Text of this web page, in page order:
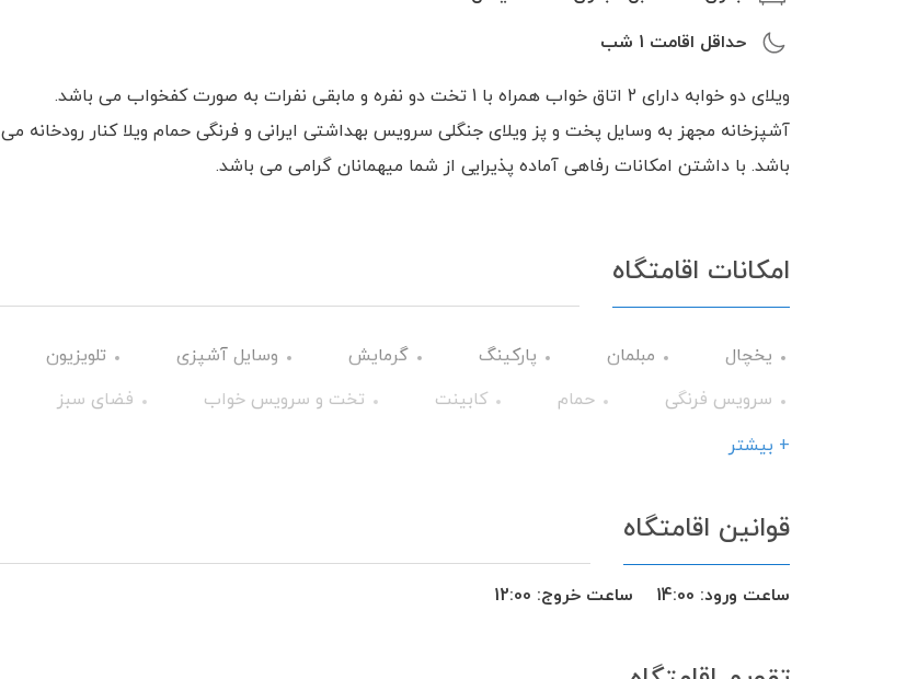
حداقل اقامت 1 شب
ویلای دو خوابه دارای 2 اتاق خواب همراه با 1 تخت دو نفره و مابقی نفرات به صورت کفخواب می باشد.
آشپزخانه مجهز به وسایل پخت و پز ویلای جنگلی سرویس بهداشتی ایرانی و فرنگی حمام ویلا کنار رودخانه می
باشد. با داشتن امکانات رفاهی آماده پذیرایی از شما میهمانان گرامی می باشد.
امکانات اقامتگاه
یخچال مبلمان پارکینگ گرمایش وسایل آشپزی
تلویزیون
سرویس فرنگی
حمام کابینت تخت و سرویس خواب
فضای سبز
بخاری گازی
+ بیشتر
قوانین اقامتگاه
ساعت ورود: 14:00 ساعت خروج: 12:00